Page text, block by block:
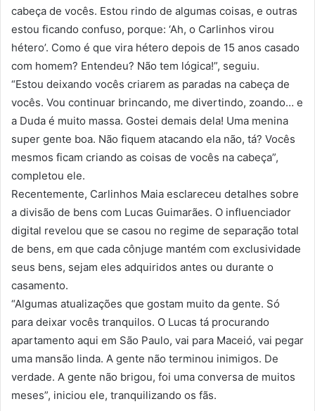
cabeça de vocês. Estou rindo de algumas coisas, e outras
estou ficando confuso, porque: ‘Ah, o Carlinhos virou
hétero’. Como é que vira hétero depois de 15 anos casado
com homem? Entendeu? Não tem lógica!”, seguiu.
“Estou deixando vocês criarem as paradas na cabeça de
vocês. Vou continuar brincando, me divertindo, zoando… e
a Duda é muito massa. Gostei demais dela! Uma menina
super gente boa. Não fiquem atacando ela não, tá? Vocês
mesmos ficam criando as coisas de vocês na cabeça”,
completou ele.
Recentemente, Carlinhos Maia esclareceu detalhes sobre
a divisão de bens com Lucas Guimarães. O influenciador
digital revelou que se casou no regime de separação total
de bens, em que cada cônjuge mantém com exclusividade
seus bens, sejam eles adquiridos antes ou durante o
casamento.
“Algumas atualizações que gostam muito da gente. Só
para deixar vocês tranquilos. O Lucas tá procurando
apartamento aqui em São Paulo, vai para Maceió, vai pegar
uma mansão linda. A gente não terminou inimigos. De
verdade. A gente não brigou, foi uma conversa de muitos
meses”, iniciou ele, tranquilizando os fãs.